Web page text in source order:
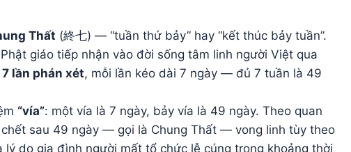
Thất (終七) — “tuần thứ bảy” hay “kết thúc bảy tuần”.
giáo tiếp nhận vào đời sống tâm linh người Việt qua
7 lần phán xét, mỗi lần kéo dài 7 ngày — đủ 7 tuần là 49
“vía”: một vía là 7 ngày, bảy vía là 49 ngày. Theo quan
sau 49 ngày — gọi là Chung Thất — vong linh tùy theo
lý do gia đình người mất tổ chức lễ cúng trong khoảng thời